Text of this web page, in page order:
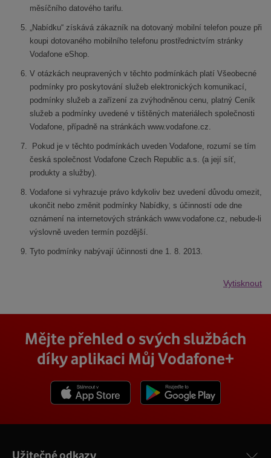
měsíčního datového tarifu.
„Nabídku“ získává zákazník na dotovaný mobilní telefon pouze při
koupi dotovaného mobilního telefonu prostřednictvím stránky
Vodafone eShop.
V otázkách neupravených v těchto podmínkách platí Všeobecné
podmínky pro poskytování služeb elektronických komunikací,
podmínky služeb a zařízení za zvýhodněnou cenu, platný Ceník
služeb a podmínky uvedené v tištěných materiálech společnosti
Vodafone, případně na stránkách www.vodafone.cz.
Pokud je v těchto podmínkách uveden Vodafone, rozumí se tím
česká společnost Vodafone Czech Republic a.s. (a její síť,
produkty a služby).
Vodafone si vyhrazuje právo kdykoliv bez uvedení důvodu omezit,
ukončit nebo změnit podmínky Nabídky, s účinností ode dne
oznámení na internetových stránkách www.vodafone.cz, nebude-li
výslovně uveden termín pozdější.
Tyto podmínky nabývají účinnosti dne 1. 8. 2013.
Vytisknout
Mějte přehled o svých službách
díky aplikaci Můj Vodafone+
Užitečné odkazy